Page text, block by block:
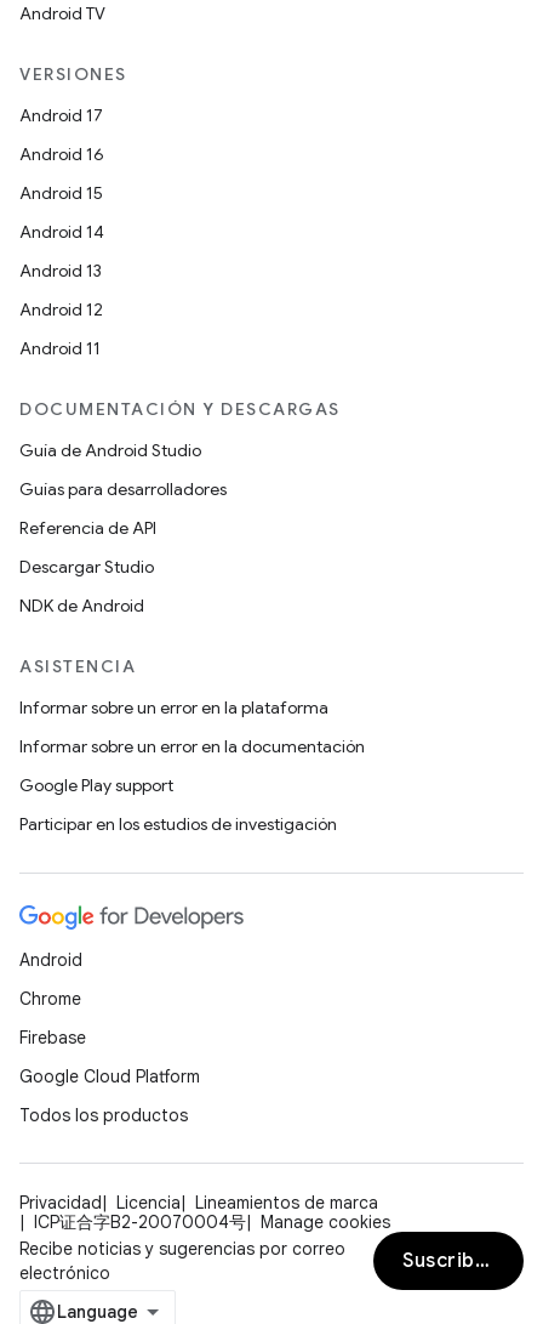
Android TV
VERSIONES
Android 17
Android 16
Android 15
Android 14
Android 13
Android 12
Android 11
DOCUMENTACIÓN Y DESCARGAS
Guía de Android Studio
Guías para desarrolladores
Referencia de API
Descargar Studio
NDK de Android
ASISTENCIA
Informar sobre un error en la plataforma
Informar sobre un error en la documentación
Google Play support
Participar en los estudios de investigación
Android
Chrome
Firebase
Google Cloud Platform
Todos los productos
Privacidad Licencia
Lineamientos de marca
ICP证合字B2-20070004号
Manage cookies
Recibe noticias y sugerencias por correo
electrónico
Suscribirse